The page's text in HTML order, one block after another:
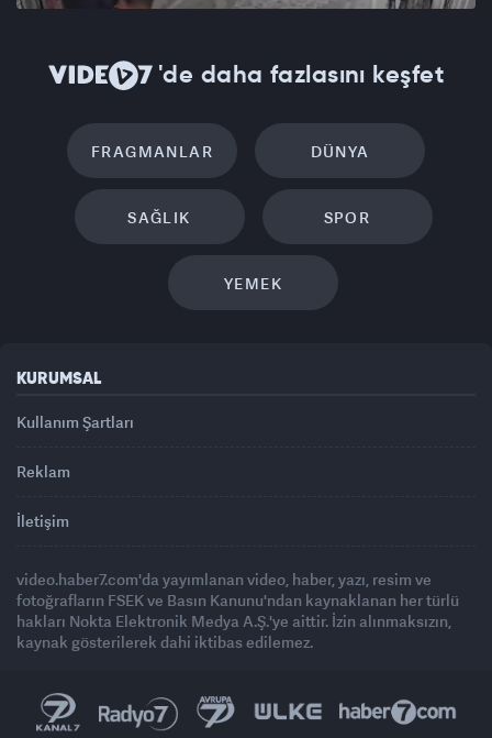
'de daha fazlasını keşfet
FRAGMANLAR DÜNYA
SAĞLIK SPOR
YEMEK
KURUMSAL
Kullanım Şartları
Reklam
İletişim
video.haber7.com'da yayımlanan video, haber, yazı, resim ve
fotoğrafların FSEK ve Basın Kanunu'ndan kaynaklanan her türlü
hakları Nokta Elektronik Medya A.Ş.'ye aittir. İzin alınmaksızın,
kaynak gösterilerek dahi iktibas edilemez.